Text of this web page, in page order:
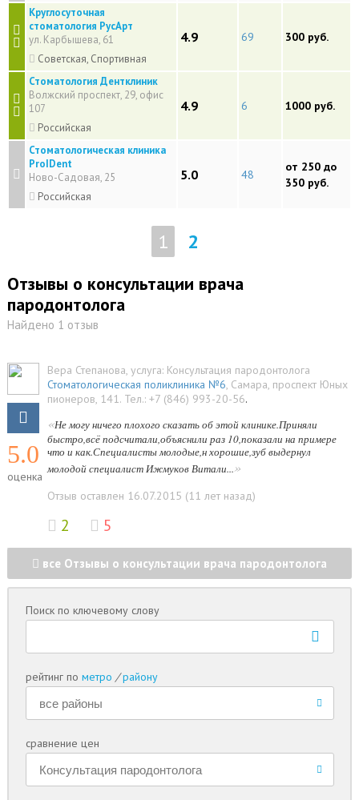
Круглосуточная
стоматология РусАрт
ул. Карбышева, 61
Советская, Спортивная
4.9 69 300 руб.
Стоматология Дентклиник
Волжский проспект, 29, офис
107
Российская
4.9 6 1000 руб.
Стоматологическая клиника
ProIDent
Ново-Садовая, 25
Российская
5.0 48
от 250 до
350 руб.
1 2
Отзывы о консультации врача
пародонтолога
Найдено 1 отзыв
5.0
оценка
Вера Степанова, услуга: Консультация пародонтолога
Стоматологическая поликлиника №6, Самара, проспект Юных
пионеров, 141. Тел.: +7 (846) 993-20-56.
«Не могу ничего плохого сказать об этой клинике.Приняли
быстро,всё подсчитали,объяснили раз 10,показали на примере
что и как.Специалисты молодые,н хорошие,зуб выдернул
молодой специалист Ижмуков Витали...»
Отзыв оставлен 16.07.2015 (11 лет назад)
2 5
все Отзывы о консультации врача пародонтолога
Поиск по ключевому слову
рейтинг пометро / району
сравнение цен